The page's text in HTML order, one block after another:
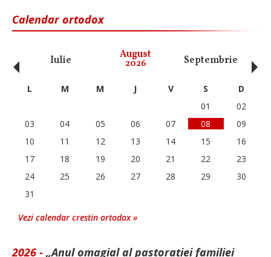
Calendar ortodox
Iulie August
2026 Septembrie
‹ L M M J V S
D
01
02
03
04 05 06 07 08
09
10
11 12 13 14 15
16
17
18 19 20 21 22
23
24
25 26 27 28 29
30
31
Vezi calendar crestin ortodox »
2026 - „Anul omagial al pastorației familiei